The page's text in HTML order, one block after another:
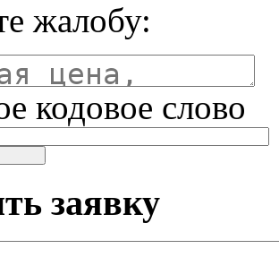
жалобу:
кодовое слово
заявку